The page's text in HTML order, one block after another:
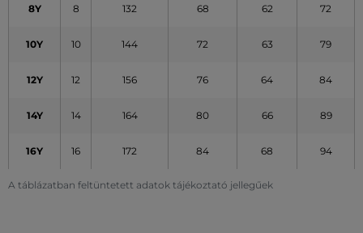
A táblázatban feltüntetett adatok tájékoztató jellegűek
8Y 8 132 68 62 72
10Y 10 144 72 63 79
12Y 12 156 76 64 84
14Y 14 164 80 66 89
16Y 16 172 84 68 94